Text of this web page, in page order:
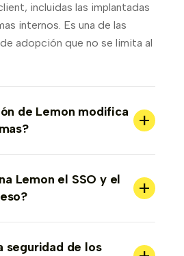
incluidas las implantadas
internos. Es una de las
adopción que no se limita al
de Lemon modifica
+
Lemon el SSO y el
+
seguridad de los